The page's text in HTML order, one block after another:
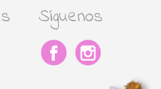
Síguenos